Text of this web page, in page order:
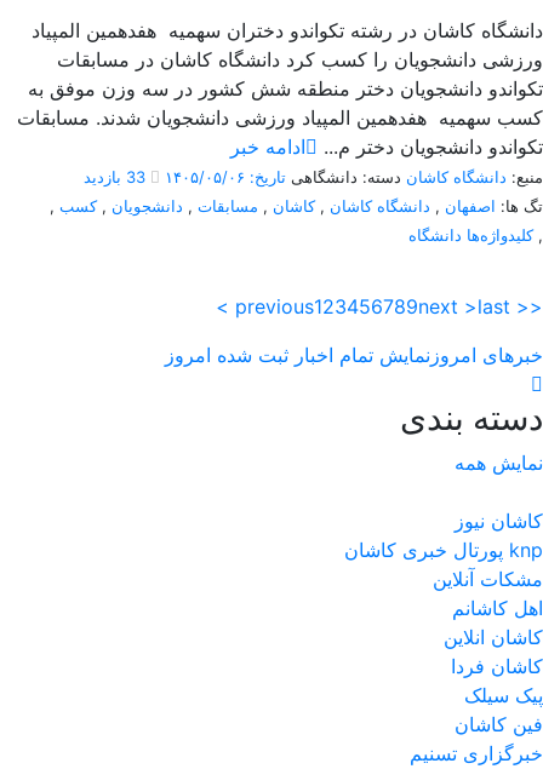
دانشگاه کاشان در رشته تکواندو دختران سهمیه هفدهمین المپیاد
ورزشی دانشجویان را کسب کرد دانشگاه کاشان در مسابقات
تکواندو دانشجویان دختر منطقه شش کشور در سه وزن موفق به
کسب سهمیه هفدهمین المپیاد ورزشی دانشجویان شدند. مسابقات
تکواندو دانشجویان دختر م...
ادامه خبر
منبع: دانشگاه کاشان دسته: دانشگاهی تاریخ: ۱۴۰۵/۰۵/۰۶
تگ ها: اصفهان , دانشگاه کاشان ,کاشان , مسابقات , دانشجویان ,کسب ,
کلیدواژه‌ها دانشگاه,
< previous123456789next >last >>
خبرهای امروز نمایش تمام اخبار ثبت شده امروز
دسته بندی
نمایش همه
کاشان نیوز
پورتال خبری كاشان knp
مشکات آنلاین
اهل کاشانم
کاشان انلاین
کاشان فردا
پیک سیلک
فین کاشان
خبرگزاری تسنیم